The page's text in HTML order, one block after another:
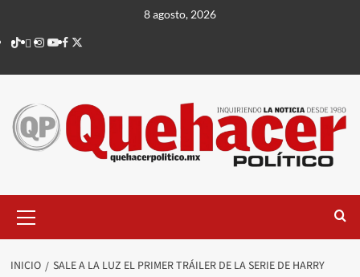
contenido
8 agosto, 2026
TikTok
threads
Instagram
Youtube
Facebook
X
principal
INICIO
SALE A LA LUZ EL PRIMER TRÁILER DE LA SERIE DE HARRY